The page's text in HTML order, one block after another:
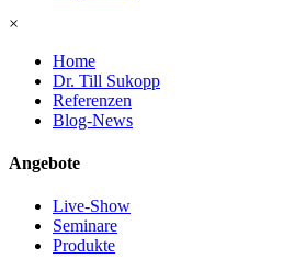
×
Home
Dr. Till Sukopp
Referenzen
Blog-News
Angebote
Live-Show
Seminare
Produkte